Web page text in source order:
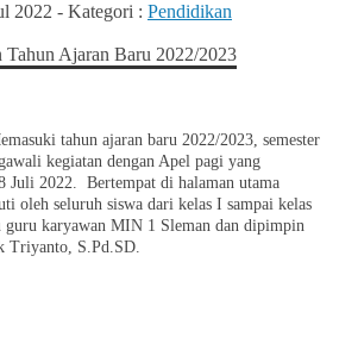
2022 - Kategori : Pendidikan
tahun ajaran baru 2022/2023, semester
kegiatan dengan Apel pagi yang
Juli 2022. Bertempat di halaman utama
oleh seluruh siswa dari kelas I sampai kelas
guru karyawan MIN 1 Sleman dan dipimpin
Triyanto, S.Pd.SD.